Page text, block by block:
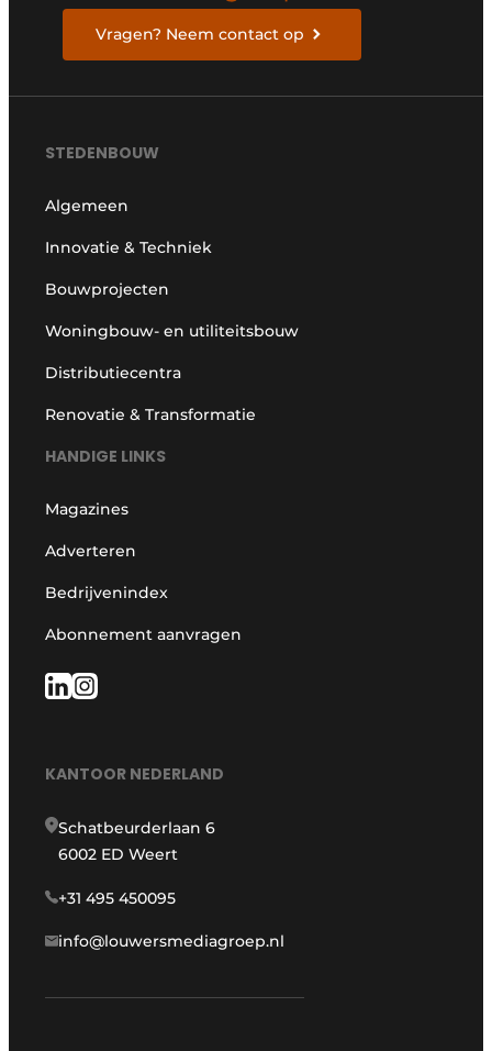
Vragen? Neem contact op
STEDENBOUW
Algemeen
Innovatie & Techniek
Bouwprojecten
Woningbouw- en utiliteitsbouw
Distributiecentra
Renovatie & Transformatie
HANDIGE LINKS
Magazines
Adverteren
Bedrijvenindex
Abonnement aanvragen
KANTOOR NEDERLAND
Schatbeurderlaan 6
6002 ED Weert
+31 495 450095
info@louwersmediagroep.nl